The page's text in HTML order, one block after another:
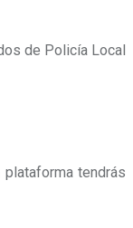
de Policía Local
tendrás